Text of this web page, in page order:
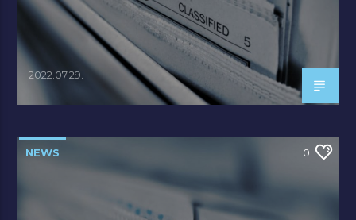
2022.07.29.
NEWS 0